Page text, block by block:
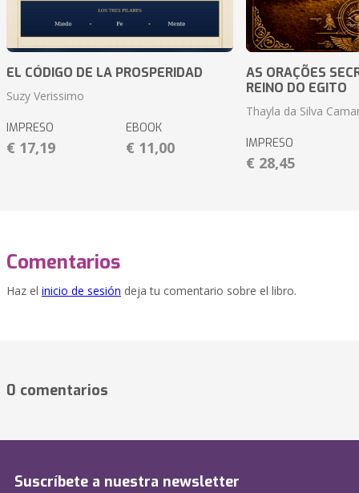
EL CÓDIGO DE LA PROSPERIDAD
Suzy Verissimo
IMPRESO
€ 17,19
EBOOK
€ 11,00
AS ORAÇÕES
REINO DO EGITO
Thayla da Silva
IMPRESO
€ 28,45
Comentarios
Haz el inicio de sesión deja tu comentario sobre el libro.
0 comentarios
Suscríbete a nuestra newsletter